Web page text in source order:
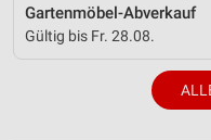
Gartenmöbel-Abverkauf
Gültig bis Fr. 28.08.